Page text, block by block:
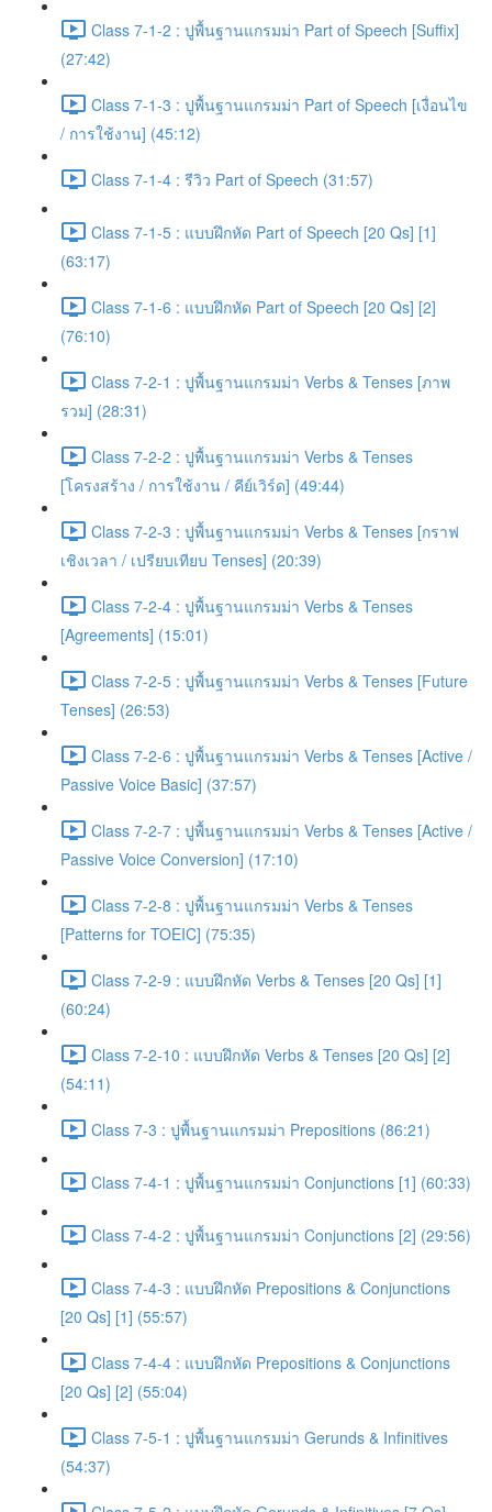
Class 7-1-2 : ปูพื้นฐานแกรมม่า Part of Speech [Suffix]
(27:42)
Class 7-1-3 : ปูพื้นฐานแกรมม่า Part of Speech [เงื่อนไข
/ การใช้งาน] (45:12)
Class 7-1-4 : รีวิว Part of Speech (31:57)
Class 7-1-5 : แบบฝึกหัด Part of Speech [20 Qs] [1]
(63:17)
Class 7-1-6 : แบบฝึกหัด Part of Speech [20 Qs] [2]
(76:10)
Class 7-2-1 : ปูพื้นฐานแกรมม่า Verbs & Tenses [ภาพ
รวม] (28:31)
Class 7-2-2 : ปูพื้นฐานแกรมม่า Verbs & Tenses
[โครงสร้าง / การใช้งาน / คีย์เวิร์ด] (49:44)
Class 7-2-3 : ปูพื้นฐานแกรมม่า Verbs & Tenses [กราฟ
เชิงเวลา / เปรียบเทียบ Tenses] (20:39)
Class 7-2-4 : ปูพื้นฐานแกรมม่า Verbs & Tenses
[Agreements] (15:01)
Class 7-2-5 : ปูพื้นฐานแกรมม่า Verbs & Tenses [Future
Tenses] (26:53)
Class 7-2-6 : ปูพื้นฐานแกรมม่า Verbs & Tenses [Active /
Passive Voice Basic] (37:57)
Class 7-2-7 : ปูพื้นฐานแกรมม่า Verbs & Tenses [Active /
Passive Voice Conversion] (17:10)
Class 7-2-8 : ปูพื้นฐานแกรมม่า Verbs & Tenses
[Patterns for TOEIC] (75:35)
Class 7-2-9 : แบบฝึกหัด Verbs & Tenses [20 Qs] [1]
(60:24)
Class 7-2-10 : แบบฝึกหัด Verbs & Tenses [20 Qs] [2]
(54:11)
Class 7-3 : ปูพื้นฐานแกรมม่า Prepositions (86:21)
Class 7-4-1 : ปูพื้นฐานแกรมม่า Conjunctions [1] (60:33)
Class 7-4-2 : ปูพื้นฐานแกรมม่า Conjunctions [2] (29:56)
Class 7-4-3 : แบบฝึกหัด Prepositions & Conjunctions
[20 Qs] [1] (55:57)
Class 7-4-4 : แบบฝึกหัด Prepositions & Conjunctions
[20 Qs] [2] (55:04)
Class 7-5-1 : ปูพื้นฐานแกรมม่า Gerunds & Infinitives
(54:37)